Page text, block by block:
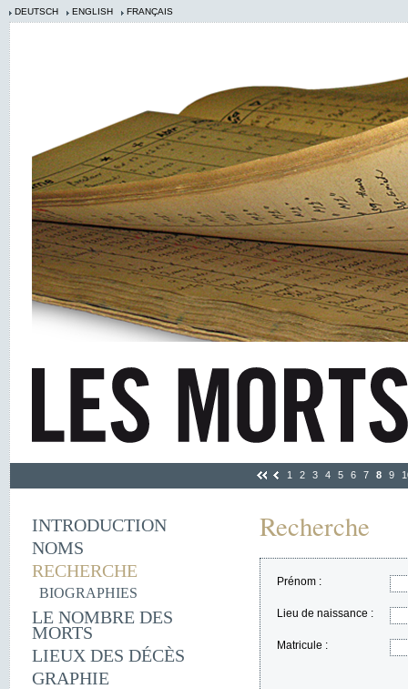
DEUTSCH ENGLISH FRANÇAIS
1 2 3 4 5 6 7 8 9
INTRODUCTION
NOMS
RECHERCHE
BIOGRAPHIES
LE NOMBRE DES
MORTS
LIEUX DES DÉCÈS
GRAPHIE
Recherche
Prénom :
Lieu de naissance :
Matricule :